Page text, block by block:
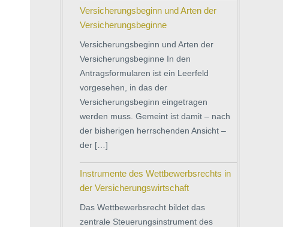
Versicherungsbeginn und Arten der
Versicherungsbeginne
Versicherungsbeginn und Arten der
Versicherungsbeginne In den
Antragsformularen ist ein Leerfeld
vorgesehen, in das der
Versicherungsbeginn eingetragen
werden muss. Gemeint ist damit – nach
der bisherigen herrschenden Ansicht –
der […]
Instrumente des Wettbewerbsrechts in
der Versicherungswirtschaft
Das Wettbewerbsrecht bildet das
zentrale Steuerungsinstrument des